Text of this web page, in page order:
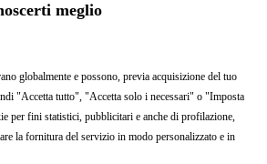
meglio
globalmente e possono, previa acquisizione del tuo
"Accetta tutto", "Accetta solo i necessari" o "Imposta
per fini statistici, pubblicitari e anche di profilazione,
la fornitura del servizio in modo personalizzato e in